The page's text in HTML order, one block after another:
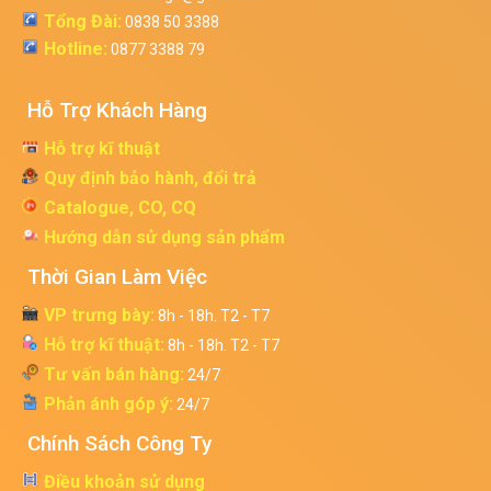
Tổng Đài: 0838 50 3388
Hotline: 0877 3388 79
Hỗ Trợ Khách Hàng
Hỗ trợ kĩ thuật
Quy định bảo hành, đổi trả
Catalogue, CO, CQ
Hướng dẫn sử dụng sản phẩm
Thời Gian Làm Việc
VP trưng bày: 8h - 18h. T2 - T7
Hỗ trợ kĩ thuật: 8h - 18h. T2 - T7
Tư vấn bán hàng: 24/7
Phản ánh góp ý: 24/7
Chính Sách Công Ty
Điều khoản sử dụng